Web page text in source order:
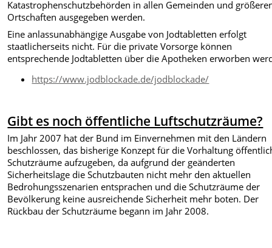
Katastrophenschutzbehörden in allen Gemeinden und
Ortschaften ausgegeben werden.
Eine anlassunabhängige Ausgabe von Jodtabletten erfolgt
staatlicherseits nicht. Für die private Vorsorge können
entsprechende Jodtabletten über die Apotheken erworben
https://www.jodblockade.de/jodblockade/
Gibt es noch öffentliche Luftschutzräume?
Im Jahr 2007 hat der Bund im Einvernehmen mit den Ländern
beschlossen, das bisherige Konzept für die Vorhaltung
Schutzräume aufzugeben, da aufgrund der geänderten
Sicherheitslage die Schutzbauten nicht mehr den aktuellen
Bedrohungsszenarien entsprachen und die Schutzräume der
Bevölkerung keine ausreichende Sicherheit mehr boten. Der
Rückbau der Schutzräume begann im Jahr 2008.